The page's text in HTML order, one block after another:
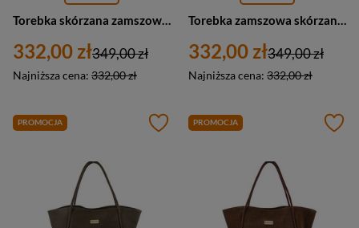
Torebka skórzana zamszowa damska Barberini's 1008-5 shopperka A4 bordowa
332,00 zł
Najniższa cena: 332,00 zł
349,00 zł
Torebka zamszowa skórzana damska Barberini's 1008-11 shopper A4 ciemnobrązowa
332,00 zł
Najniższa cena: 332,00 zł
349,00 zł
PROMOCJA PROMOCJA